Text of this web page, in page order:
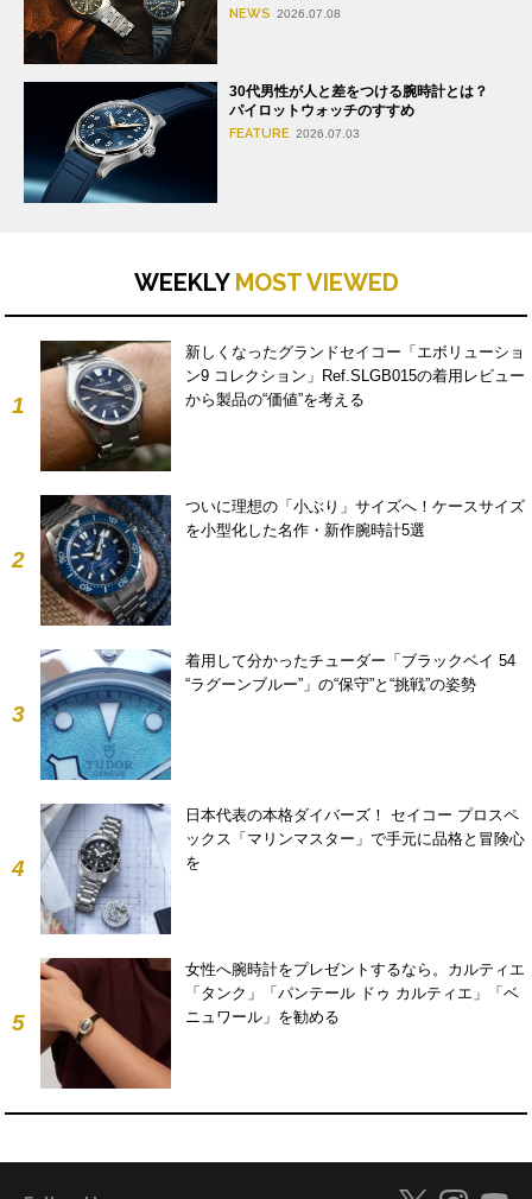
NEWS 2026.07.08
30代男性が人と差をつける腕時計とは？
パイロットウォッチのすすめ
FEATURE 2026.07.03
WEEKLY MOST VIEWED
1
新しくなったグランドセイコー「エボリューショ
ン9 コレクション」Ref.SLGB015の着用レビュー
から製品の“価値”を考える
2
ついに理想の「小ぶり」サイズへ！ケースサイズ
を小型化した名作・新作腕時計5選
3
着用して分かったチューダー「ブラックベイ 54
“ラグーンブルー”」の“保守”と“挑戦”の姿勢
4
日本代表の本格ダイバーズ！ セイコー プロスペ
ックス「マリンマスター」で手元に品格と冒険心
を
5
女性へ腕時計をプレゼントするなら。カルティエ
「タンク」「パンテール ドゥ カルティエ」「ベ
ニュワール」を勧める